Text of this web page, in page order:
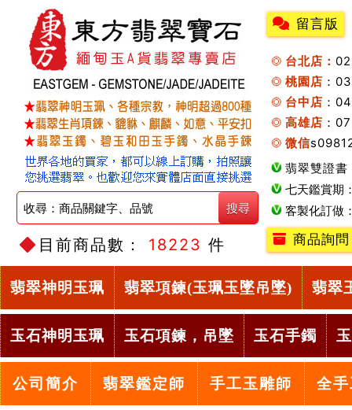
目前商品數： 18223 件
留言版
台北店：
桃園店 ：
台中店 ：
高雄店 ：
微信
翡翠雙證書
七天鑑賞期
客製化訂做
商品詢問
翡翠神明玉珮 翡翠項鍊(玉珮玉墜吊墜) 翡翠
玉石神明玉珮 玉石項鍊，吊墜 玉石手鐲
公司簡介 翡翠鑑定師 手工玉雕師 全